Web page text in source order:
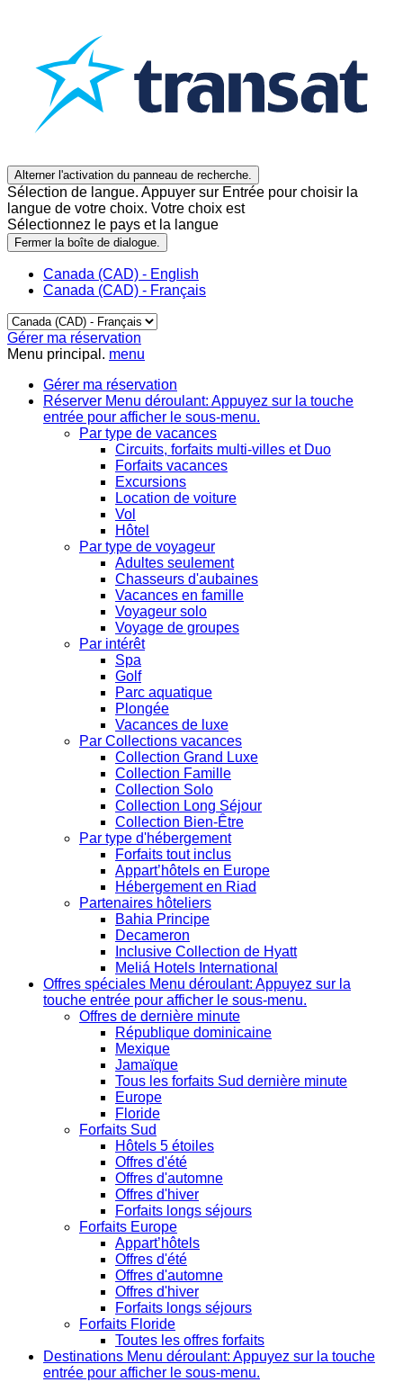
Alterner l'activation du panneau de recherche.
Sélection de langue. Appuyer sur Entrée pour choisir la
langue de votre choix. Votre choix est
Sélectionnez le pays et la langue
Fermer la boîte de dialogue.
Canada (CAD) - English
Canada (CAD) - Français
Gérer ma réservation
Menu principal. menu
Gérer ma réservation
Réserver Menu déroulant: Appuyez sur la touche
entrée pour afficher le sous-menu.
Par type de vacances
Circuits, forfaits multi-villes et Duo
Forfaits vacances
Excursions
Location de voiture
Vol
Hôtel
Par type de voyageur
Adultes seulement
Chasseurs d'aubaines
Vacances en famille
Voyageur solo
Voyage de groupes
Par intérêt
Spa
Golf
Parc aquatique
Plongée
Vacances de luxe
Par Collections vacances
Collection Grand Luxe
Collection Famille
Collection Solo
Collection Long Séjour
Collection Bien-Être
Par type d'hébergement
Forfaits tout inclus
Appart’hôtels en Europe
Hébergement en Riad
Partenaires hôteliers
Bahia Principe
Decameron
Inclusive Collection de Hyatt
Meliá Hotels International
Offres spéciales Menu déroulant: Appuyez sur la
touche entrée pour afficher le sous-menu.
Offres de dernière minute
République dominicaine
Mexique
Jamaïque
Tous les forfaits Sud dernière minute
Europe
Floride
Forfaits Sud
Hôtels 5 étoiles
Offres d'été
Offres d'automne
Offres d'hiver
Forfaits longs séjours
Forfaits Europe
Appart’hôtels
Offres d'été
Offres d'automne
Offres d'hiver
Forfaits longs séjours
Forfaits Floride
Toutes les offres forfaits
Destinations Menu déroulant: Appuyez sur la touche
entrée pour afficher le sous-menu.